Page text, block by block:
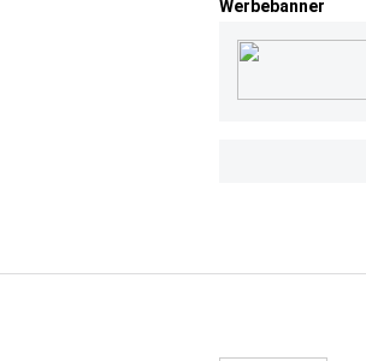
Werbebanner